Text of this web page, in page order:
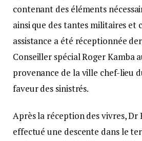
contenant des éléments
ainsi que des tantes militaires et
assistance a été réceptionnée
Conseiller spécial Roger Kamba
provenance de la ville chef-lieu
faveur des sinistrés.
Après la réception des vivres, Dr
effectué une descente dans le